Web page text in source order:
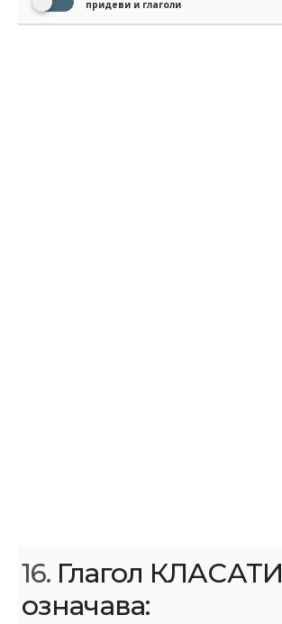
придеви и глаголи
16. Глагол КЛАСАТИ
означава: